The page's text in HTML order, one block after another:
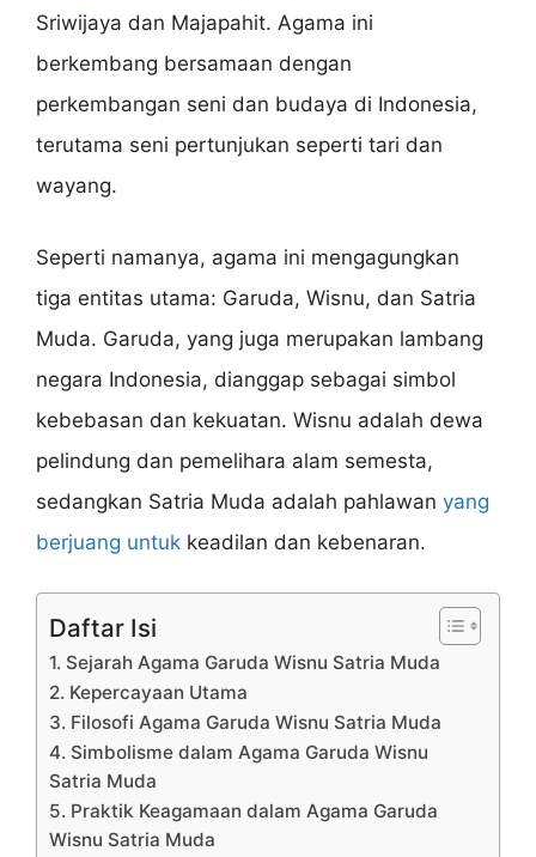
Sriwijaya dan Majapahit. Agama ini
berkembang bersamaan dengan
perkembangan seni dan budaya di Indonesia,
terutama seni pertunjukan seperti tari dan
wayang.
Seperti namanya, agama ini mengagungkan
tiga entitas utama: Garuda, Wisnu, dan Satria
Muda. Garuda, yang juga merupakan lambang
negara Indonesia, dianggap sebagai simbol
kebebasan dan kekuatan. Wisnu adalah dewa
pelindung dan pemelihara alam semesta,
sedangkan Satria Muda adalah pahlawan yang
berjuang untuk keadilan dan kebenaran.
Daftar Isi
1. Sejarah Agama Garuda Wisnu Satria Muda
2. Kepercayaan Utama
3. Filosofi Agama Garuda Wisnu Satria Muda
4. Simbolisme dalam Agama Garuda Wisnu
Satria Muda
5. Praktik Keagamaan dalam Agama Garuda
Wisnu Satria Muda